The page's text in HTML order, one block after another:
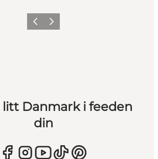
ForrigeNeste
litt Danmark i feeden
din